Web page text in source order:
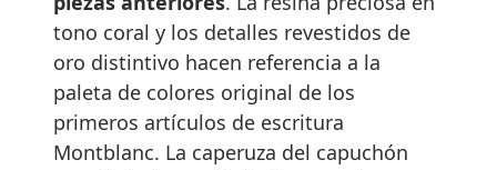
tono coral y los detalles revestidos de
oro distintivo hacen referencia a la
paleta de colores original de los
primeros artículos de escritura
Montblanc. La caperuza del capuchón